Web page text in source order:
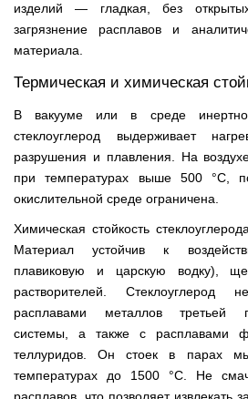
изделий — гладкая, без
загрязнение расплавов и
материала.
Термическая и химическая
В вакууме или в среде
стеклоуглерод выдерживает
разрушения и плавления. На
при температурах выше 500 °С,
окислительной среде ограничена.
Химическая стойкость
Материал устойчив к
плавиковую и царскую водку),
растворителей. Стеклоуглерод
расплавами металлов третьей
системы, а также с расплавами
теллуридов. Он стоек в парах
температурах до 1500 °С. Не